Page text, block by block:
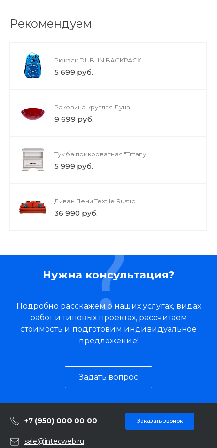
Рекомендуем
Рюкзак DUBLIN BACKPACK
5 699 руб.
Раковина круглая Луна
9 699 руб.
Тумба прикроватная "Tiffany"
5 999 руб.
Диван Лени Textile Rustic
36 990 руб.
Нужна консультация?
Подробно расскажем о наших услугах, видах
работ и типовых проектах, рассчитаем
стоимость и подготовим индивидуальное
предложение!
Задать вопрос
+7 (950) 000 00 00 Заказать звонок
sale@intecweb.ru